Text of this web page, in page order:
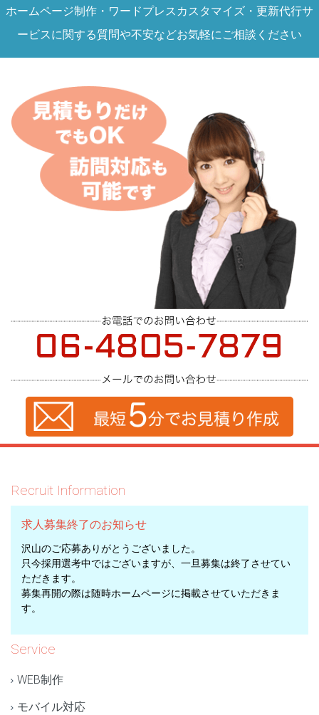
ホームページ制作・ワードプレスカスタマイズ・更新代行サ
ービスに関する質問や不安などお気軽にご相談ください
Recruit Information
求人募集終了のお知らせ
沢山のご応募ありがとうございました。
只今採用選考中ではございますが、一旦募集は終了させてい
ただきます。
募集再開の際は随時ホームページに掲載させていただきま
す。
Service
WEB制作
モバイル対応